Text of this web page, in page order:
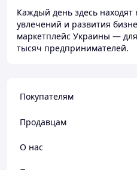
Каждый день здесь
увлечений и развития
маркетплейс Украины —
тысяч предпринимателей.
Покупателям
Продавцам
О нас